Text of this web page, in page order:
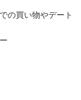
の買い物やデート